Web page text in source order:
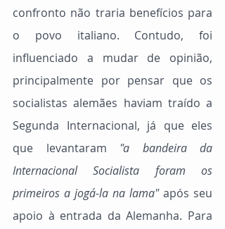
confronto não traria benefícios para
o povo italiano. Contudo, foi
influenciado a mudar de opinião,
principalmente por pensar que os
socialistas alemães haviam traído a
Segunda Internacional, já que eles
que levantaram "a bandeira da
Internacional Socialista foram os
primeiros a jogá-la na lama" após seu
apoio à entrada da Alemanha. Para